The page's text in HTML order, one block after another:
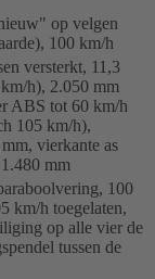
op velgen
100 km/h
versterkt, 11,3
h), 2.050 mm
ABS tot 60 km/h
105 km/h),
vierkante as
mm
100
km/h toegelaten,
op alle vier de
tussen de